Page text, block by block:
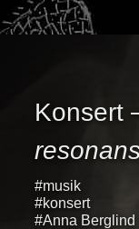
Konsert
#musik
#konsert
#Anna Berglind